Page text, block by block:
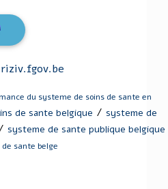
du systeme de soins de sante en
de sante belgique / systeme de
systeme de sante publique belgique
sante belge